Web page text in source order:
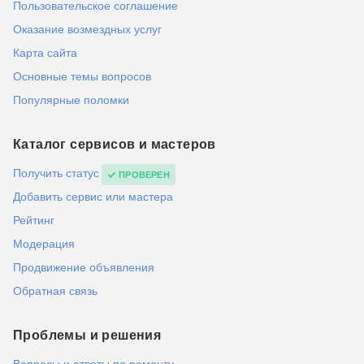
Пользовательское соглашение
Оказание возмездных услуг
Карта сайта
Основные темы вопросов
Популярные поломки
Каталог сервисов и мастеров
Получить статус ПРОВЕРЕН
Добавить сервис или мастера
Рейтинг
Модерация
Продвижение объявления
Обратная связь
Проблемы и решения